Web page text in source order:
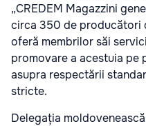
„CREDEM Magazzini
circa 350 de producători
oferă membrilor săi
promovare a acestuia pe
asupra respectării
stricte.
Delegația